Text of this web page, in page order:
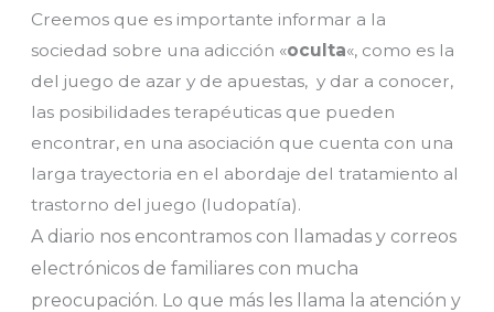
Creemos que es importante informar a la
sociedad sobre una adicción «oculta«, como es la
del juego de azar y de apuestas, y dar a conocer,
las posibilidades terapéuticas que pueden
encontrar, en una asociación que cuenta con una
larga trayectoria en el abordaje del tratamiento al
trastorno del juego (ludopatía).
A diario nos encontramos con llamadas y correos
electrónicos de familiares con mucha
preocupación. Lo que más les llama la atención y